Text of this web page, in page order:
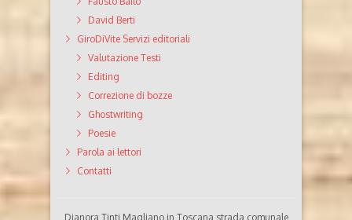
David Berti
GiroDiVite Servizi editoriali
Valutazione Testi
Editing
Correzione di bozze
Ghostwriting
Poesie
Parola ai lettori
Contatti
Dianora Tinti Magliano in Toscana strada comunale